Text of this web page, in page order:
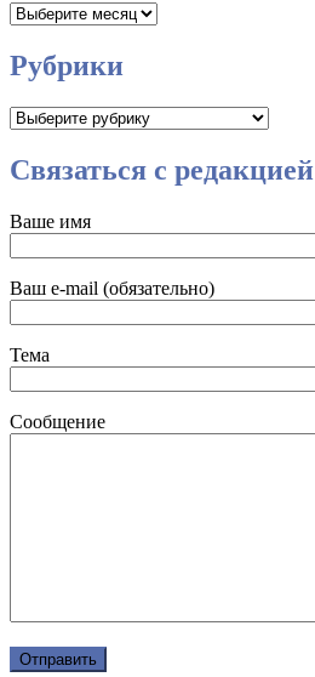
Архивы
Рубрики
Рубрики
Связаться с редакцией
Ваше имя
Ваш e-mail (обязательно)
Тема
Сообщение